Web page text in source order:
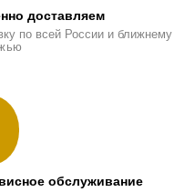
доставляем
по всей России и ближнему
обслуживание